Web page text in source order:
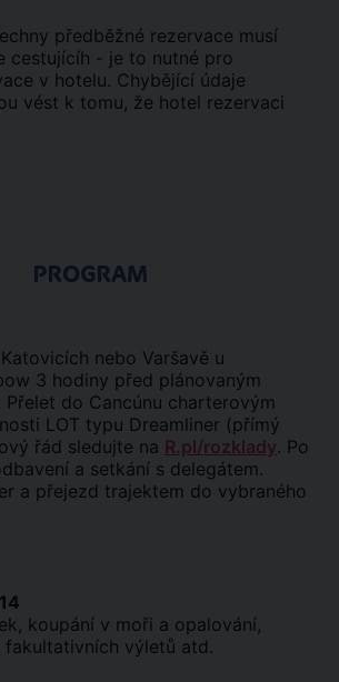
předběžné rezervace musí
cestujícíh - je to nutné pro
v hotelu. Chybějící údaje
vést k tomu, že hotel rezervaci
PROGRAM
nebo Varšavě u
3 hodiny před plánovaným
do Cancúnu charterovým
LOT typu Dreamliner (přímý
řád sledujte na R.pl/rozklady. Po
a setkání s delegátem.
a přejezd trajektem do vybraného
koupání v moři a opalování,
výletů atd.